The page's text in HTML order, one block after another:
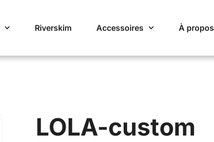
Riverskim Accessoires À propos
LOLA-custom